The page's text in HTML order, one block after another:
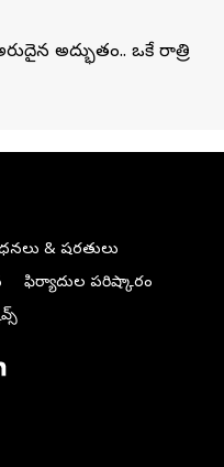
అద్భుతం.. ఒకే రాత్రి
& షరతులు
ఫిర్యాదుల పరిష్కారం